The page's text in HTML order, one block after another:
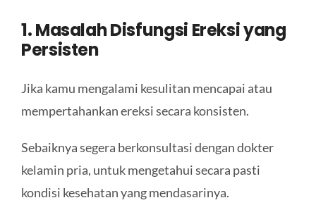
1. Masalah Disfungsi Ereksi yang
Persisten
Jika kamu mengalami kesulitan mencapai atau
mempertahankan ereksi secara konsisten.
Sebaiknya segera berkonsultasi dengan dokter
kelamin pria, untuk mengetahui secara pasti
kondisi kesehatan yang mendasarinya.